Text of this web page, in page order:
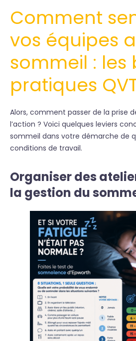
Comment
vos équipes
sommeil : les
pratiques
Alors, comment passer de la prise
l’action ? Voici quelques leviers
sommeil dans votre démarche de
conditions de travail.
Organiser des
la gestion du